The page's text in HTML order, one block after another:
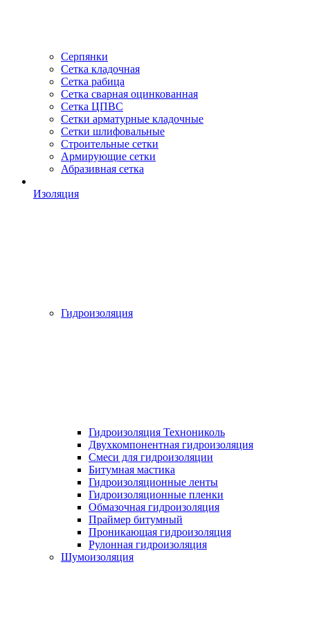
Серпянки
Сетка кладочная
Сетка рабица
Сетка сварная оцинкованная
Сетка ЦПВС
Сетки арматурные кладочные
Сетки шлифовальные
Строительные сетки
Армирующие сетки
Абразивная сетка
Изоляция
Гидроизоляция
Гидроизоляция Технониколь
Двухкомпонентная гидроизоляция
Смеси для гидроизоляции
Битумная мастика
Гидроизоляционные ленты
Гидроизоляционные пленки
Обмазочная гидроизоляция
Праймер битумный
Проникающая гидроизоляция
Рулонная гидроизоляция
Шумоизоляция